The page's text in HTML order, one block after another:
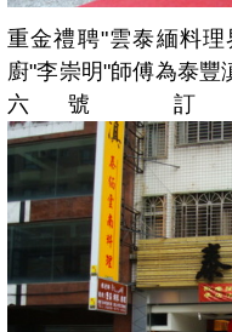
重金禮聘"雲泰緬料
廚"李崇明"師傅為泰豐
六號 訂位